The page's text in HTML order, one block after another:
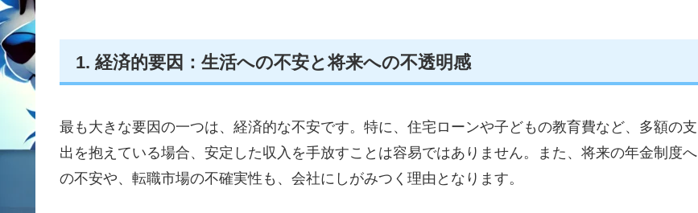
1. 経済的要因：生活への不安と将来への不透明感
最も大きな要因の一つは、経済的な不安です。特に、住宅ローンや子どもの教育費など、多額の支
出を抱えている場合、安定した収入を手放すことは容易ではありません。また、将来の年金制度へ
の不安や、転職市場の不確実性も、会社にしがみつく理由となります。